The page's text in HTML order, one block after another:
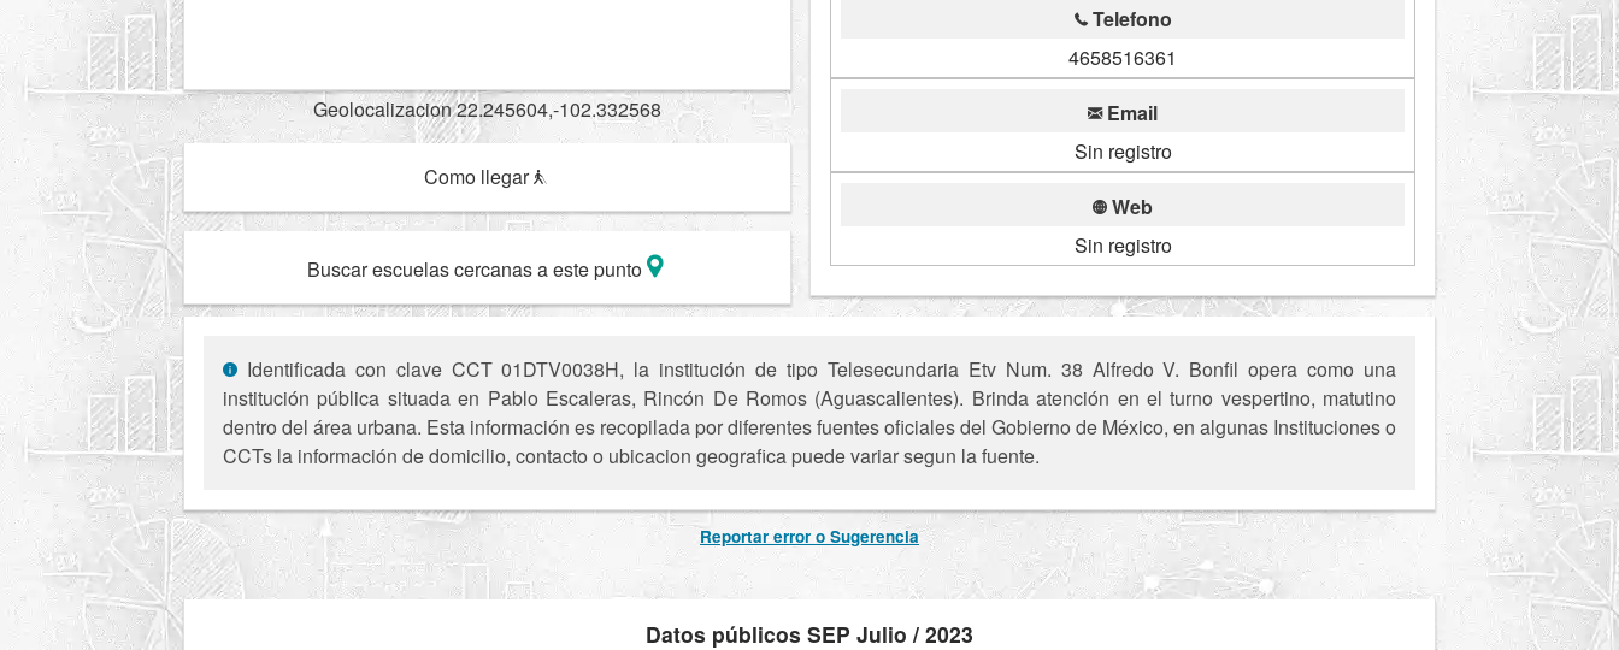
Geolocalizacion 22.245604,-102.332568
Como llegar
Buscar escuelas cercanas a este punto
Telefono
4658516361
Email
Sin registro
Web
Sin registro
Identificada con clave CCT 01DTV0038H, la institución de tipo Telesecundaria Etv Num. 38 Alfredo V. Bonfil opera como una
institución pública situada en Pablo Escaleras, Rincón De Romos (Aguascalientes). Brinda atención en el turno vespertino, matutino
dentro del área urbana. Esta información es recopilada por diferentes fuentes oficiales del Gobierno de México, en algunas Instituciones o
CCTs la información de domicilio, contacto o ubicacion geografica puede variar segun la fuente.
Reportar error o Sugerencia
Datos públicos SEP Julio / 2023